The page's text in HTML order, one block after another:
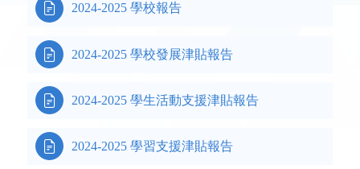
 2024-2025 學校報告
 2024-2025 學校發展津貼報告
 2024-2025 學生活動支援津貼報告
 2024-2025 學習支援津貼報告